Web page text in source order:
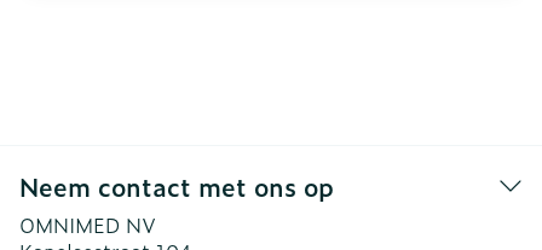
Neem contact met ons op
OMNIMED NV